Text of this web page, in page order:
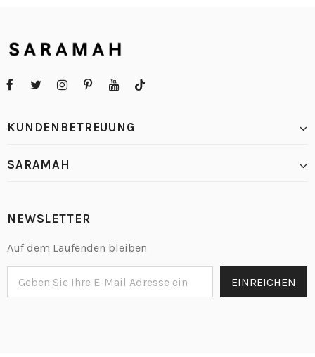
KUNDENBETREUUNG
SARAMAH
NEWSLETTER
Auf dem Laufenden bleiben